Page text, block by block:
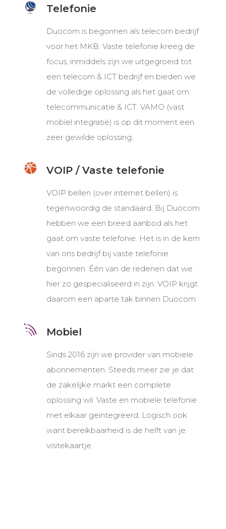
Telefonie
Duocom is begonnen als telecom bedrijf
voor het MKB. Vaste telefonie kreeg de
focus, inmiddels zijn we uitgegroeid tot
een telecom & ICT bedrijf en bieden we
de volledige oplossing als het gaat om
telecommunicatie & ICT. VAMO (vast
mobiel integratie) is op dit moment een
zeer gewilde oplossing.
VOIP / Vaste telefonie
VOIP bellen (over internet bellen) is
tegenwoordig de standaard. Bij Duocom
hebben we een breed aanbod als het
gaat om vaste telefonie. Het is in de kern
van ons bedrijf bij vaste telefonie
begonnen. Één van de redenen dat we
hier zo gespecialiseerd in zijn. VOIP krijgt
daarom een aparte tak binnen Duocom.
Mobiel
Sinds 2016 zijn we provider van mobiele
abonnementen. Steeds meer zie je dat
de zakelijke markt een complete
oplossing wil. Vaste en mobiele telefonie
met elkaar geïntegreerd. Logisch ook
want bereikbaarheid is de helft van je
visitekaartje.